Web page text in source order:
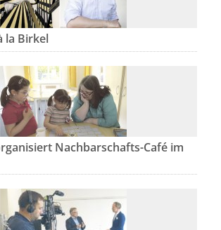
la Birkel
Nachbarschafts-Café im